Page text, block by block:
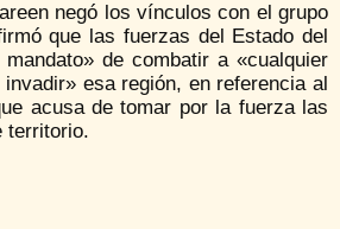
negó los vínculos con el grupo
que las fuerzas del Estado del
de combatir a «cualquier
esa región, en referencia al
acusa de tomar por la fuerza las
territorio.